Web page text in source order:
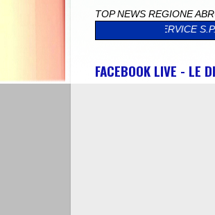
TOP NEWS REGIONE
CULTURA,
FACEBOOK LIVE - LE